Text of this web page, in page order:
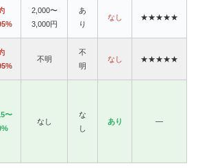
2,000〜
3,000円
あ
り
なし ★★★★★
不明
不
明
なし ★★★★★
〜
なし
な
し
あり —